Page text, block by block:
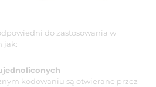
do zastosowania w
jak:
kodowaniu są otwierane przez